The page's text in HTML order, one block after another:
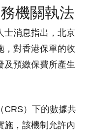
機關執法
士消息指出，北京
，對香港保單的收
及預繳保費所產生
CRS）下的數據共
施，該機制允許內